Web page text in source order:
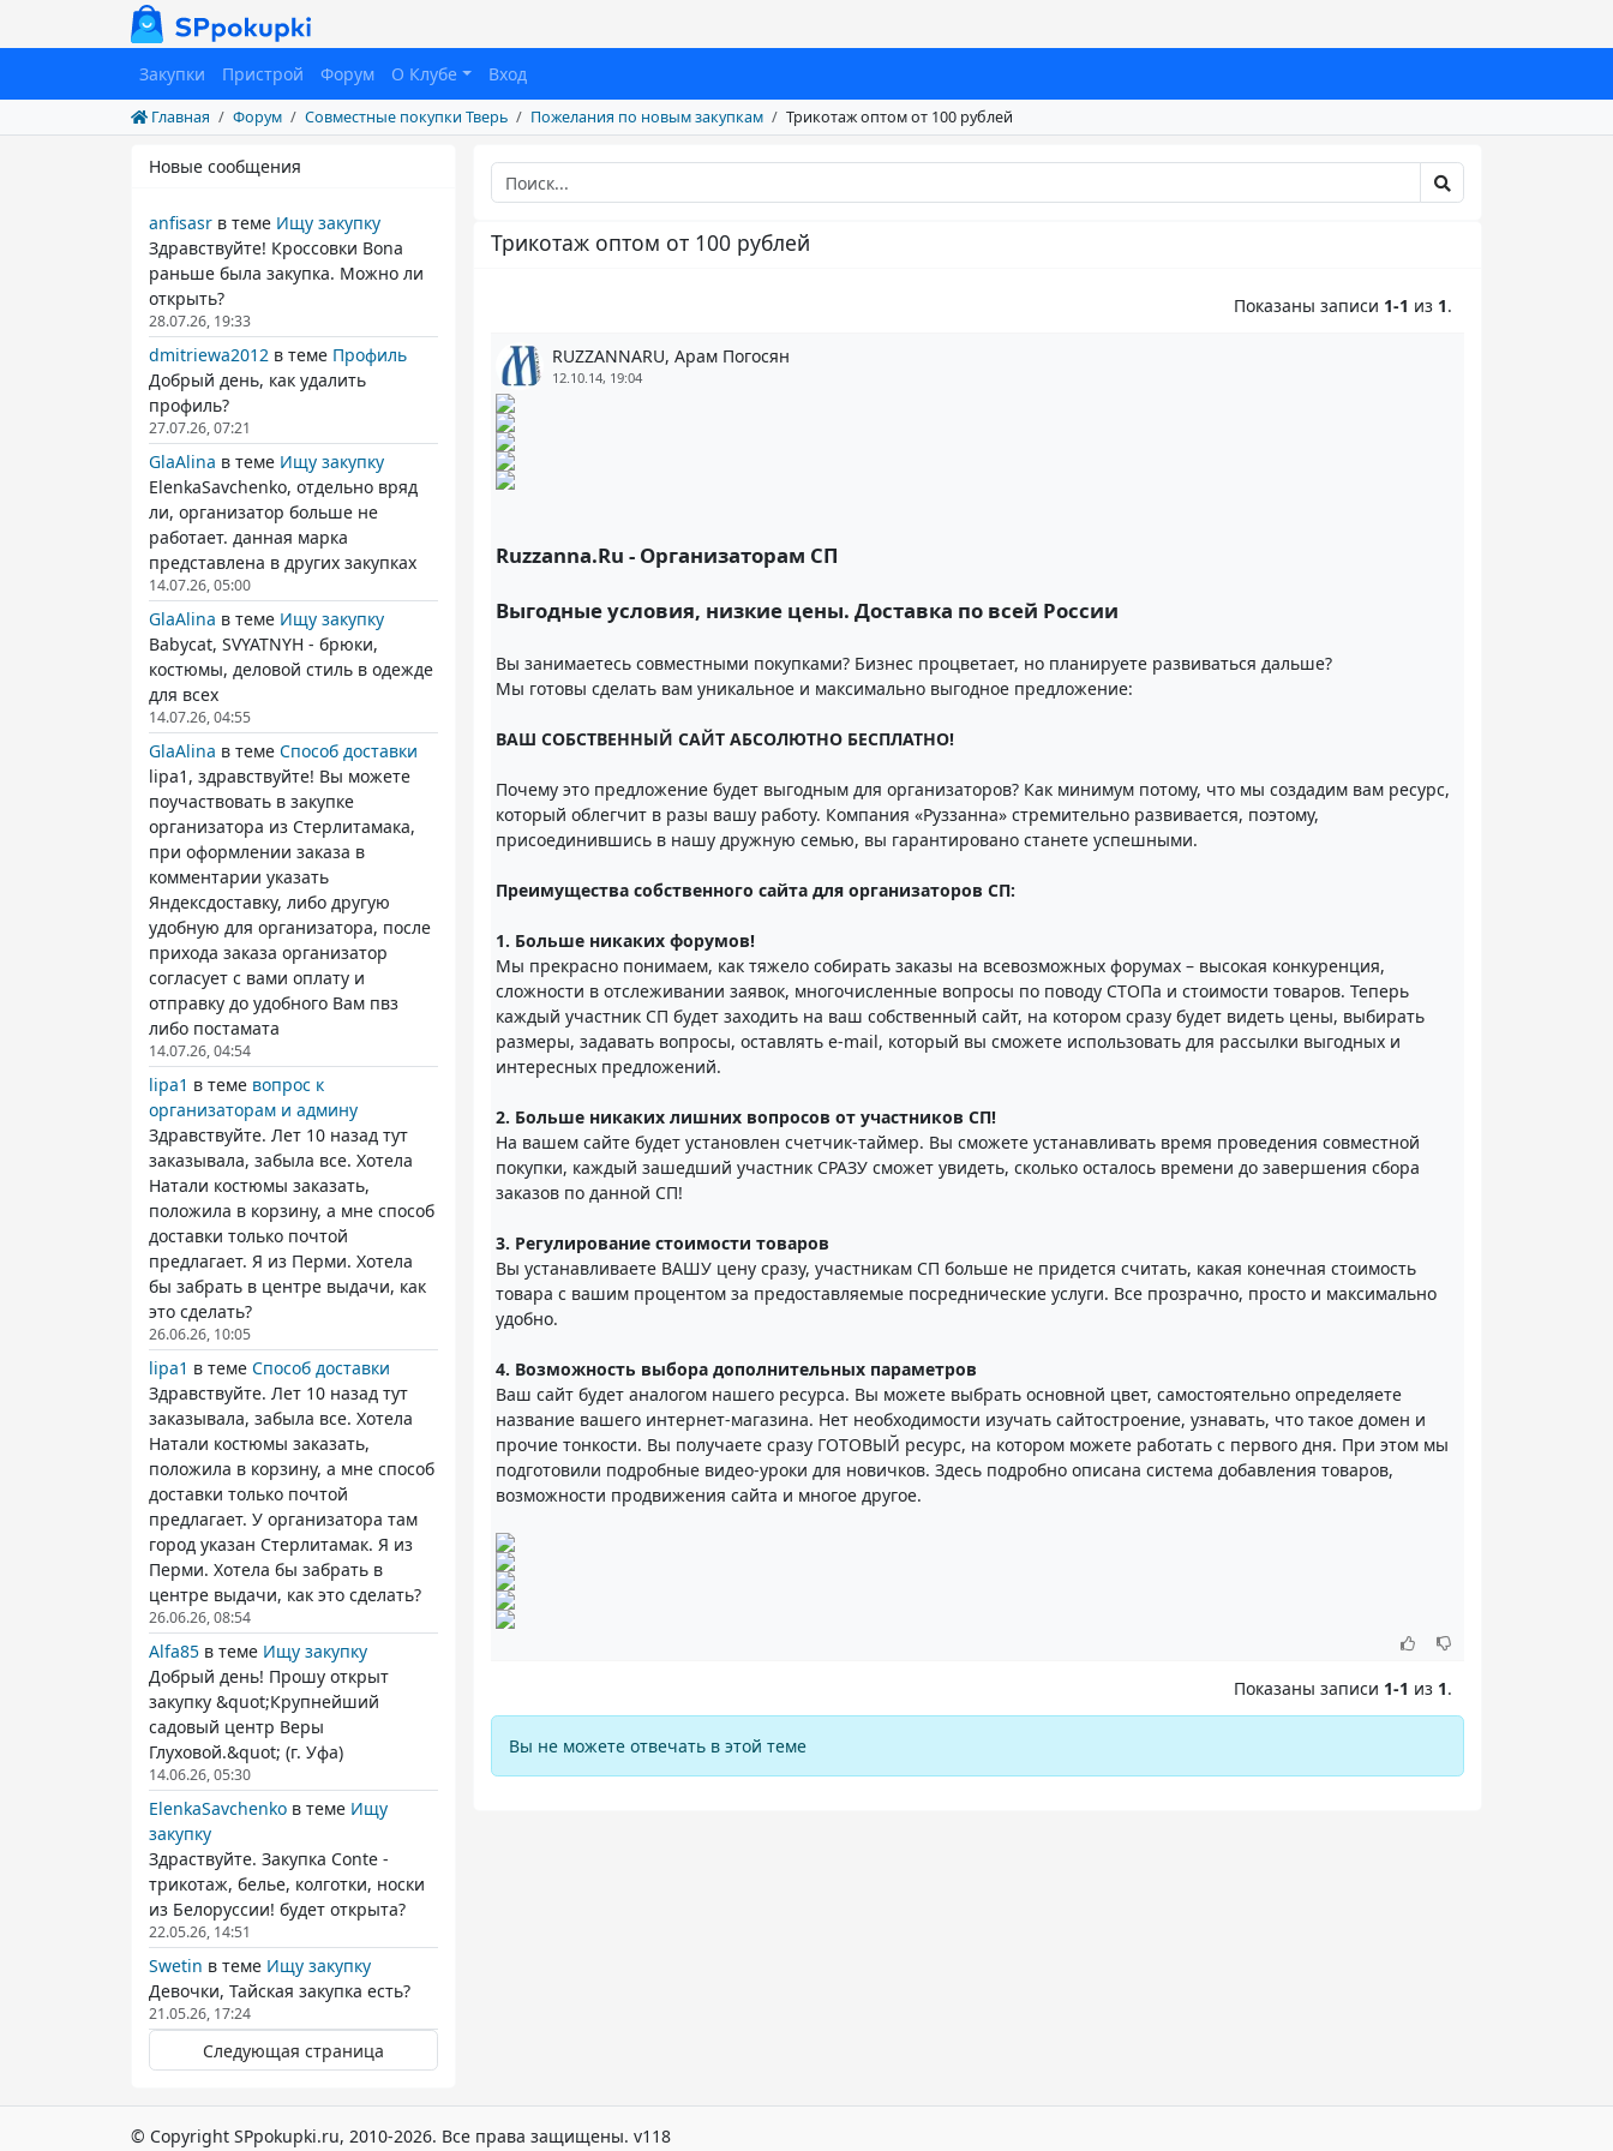
Закупки Пристрой Форум О Клубе Вход
Главная Форум Совместные покупки Тверь Пожелания по новым закупкам Трикотаж оптом от 100 рублей
Новые сообщения
anfisasr в теме Ищу закупку
Здравствуйте! Кроссовки Bona
раньше была закупка. Можно ли
открыть?
28.07.26, 19:33
dmitriewa2012 в теме Профиль
Добрый день, как удалить
профиль?
27.07.26, 07:21
GlaAlina в теме Ищу закупку
ElenkaSavchenko, отдельно вряд
ли, организатор больше не
работает. данная марка
представлена в других закупках
14.07.26, 05:00
GlaAlina в теме Ищу закупку
Babycat, SVYATNYH - брюки,
костюмы, деловой стиль в одежде
для всех
14.07.26, 04:55
GlaAlina в теме Способ доставки
lipa1, здравствуйте! Вы можете
поучаствовать в закупке
организатора из Стерлитамака,
при оформлении заказа в
комментарии указать
Яндексдоставку, либо другую
удобную для организатора, после
прихода заказа организатор
согласует с вами оплату и
отправку до удобного Вам пвз
либо постамата
14.07.26, 04:54
lipa1 в теме вопрос к
организаторам и админу
Здравствуйте. Лет 10 назад тут
заказывала, забыла все. Хотела
Натали костюмы заказать,
положила в корзину, а мне способ
доставки только почтой
предлагает. Я из Перми. Хотела
бы забрать в центре выдачи, как
это сделать?
26.06.26, 10:05
lipa1 в теме Способ доставки
Здравствуйте. Лет 10 назад тут
заказывала, забыла все. Хотела
Натали костюмы заказать,
положила в корзину, а мне способ
доставки только почтой
предлагает. У организатора там
город указан Стерлитамак. Я из
Перми. Хотела бы забрать в
центре выдачи, как это сделать?
26.06.26, 08:54
Alfa85 в теме Ищу закупку
Добрый день! Прошу открыт
закупку &quot;Крупнейший
садовый центр Веры
Глуховой.&quot; (г. Уфа)
14.06.26, 05:30
ElenkaSavchenko в теме Ищу
закупку
Здраствуйте. Закупка Conte -
трикотаж, белье, колготки, носки
из Белоруссии! будет открыта?
22.05.26, 14:51
Swetin в теме Ищу закупку
Девочки, Тайская закупка есть?
21.05.26, 17:24
Следующая страница
Трикотаж оптом от 100 рублей
Показаны записи 1-1 из 1.
RUZZANNARU, Арам Погосян
12.10.14, 19:04
Ruzzanna.Ru - Организаторам СП
Выгодные условия, низкие цены. Доставка по всей России
Вы занимаетесь совместными покупками? Бизнес процветает, но планируете развиваться дальше?
Мы готовы сделать вам уникальное и максимально выгодное предложение:
ВАШ СОБСТВЕННЫЙ САЙТ АБСОЛЮТНО БЕСПЛАТНО!
Почему это предложение будет выгодным для организаторов? Как минимум потому, что мы создадим вам ресурс,
который облегчит в разы вашу работу. Компания «Руззанна» стремительно развивается, поэтому,
присоединившись в нашу дружную семью, вы гарантировано станете успешными.
Преимущества собственного сайта для организаторов СП:
1. Больше никаких форумов!
Мы прекрасно понимаем, как тяжело собирать заказы на всевозможных форумах – высокая конкуренция,
сложности в отслеживании заявок, многочисленные вопросы по поводу СТОПа и стоимости товаров. Теперь
каждый участник СП будет заходить на ваш собственный сайт, на котором сразу будет видеть цены, выбирать
размеры, задавать вопросы, оставлять e-mail, который вы сможете использовать для рассылки выгодных и
интересных предложений.
2. Больше никаких лишних вопросов от участников СП!
На вашем сайте будет установлен счетчик-таймер. Вы сможете устанавливать время проведения совместной
покупки, каждый зашедший участник СРАЗУ сможет увидеть, сколько осталось времени до завершения сбора
заказов по данной СП!
3. Регулирование стоимости товаров
Вы устанавливаете ВАШУ цену сразу, участникам СП больше не придется считать, какая конечная стоимость
товара с вашим процентом за предоставляемые посреднические услуги. Все прозрачно, просто и максимально
удобно.
4. Возможность выбора дополнительных параметров
Ваш сайт будет аналогом нашего ресурса. Вы можете выбрать основной цвет, самостоятельно определяете
название вашего интернет-магазина. Нет необходимости изучать сайтостроение, узнавать, что такое домен и
прочие тонкости. Вы получаете сразу ГОТОВЫЙ ресурс, на котором можете работать с первого дня. При этом мы
подготовили подробные видео-уроки для новичков. Здесь подробно описана система добавления товаров,
возможности продвижения сайта и многое другое.
Показаны записи 1-1 из 1.
Вы не можете отвечать в этой теме
© Copyright SPpokupki.ru, 2010-2026. Все права защищены. v118